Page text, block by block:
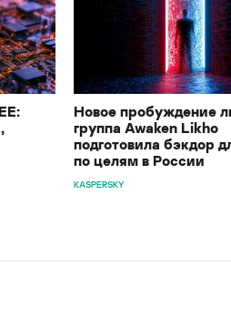
Новое пробуждение
группа Awaken Likho
подготовила бэкдор
по целям в России
KASPERSKY